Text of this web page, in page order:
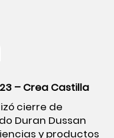
– Crea Castilla
cierre de
Duran Dussan
y productos